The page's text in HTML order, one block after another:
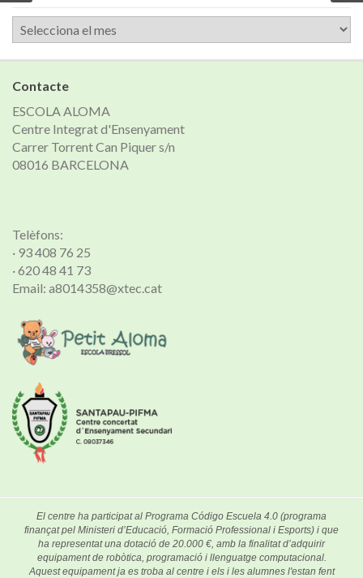
Arxiu
de
notícies
Contacte
ESCOLA ALOMA
Centre Integrat d'Ensenyament
Carrer Torrent Can Piquer s/n
08016 BARCELONA
Telèfons:
· 93 408 76 25
· 620 48 41 73
Email: a8014358@xtec.cat
El centre ha participat al Programa Código Escuela 4.0 (programa
finançat pel Ministeri d’Educació, Formació Professional i Esports) i que
ha representat una dotació de 20.000 €, amb la finalitat d’adquirir
equipament de robòtica, programació i llenguatge computacional.
Aquest equipament ja es troba al centre i els i les alumnes l'estan fent